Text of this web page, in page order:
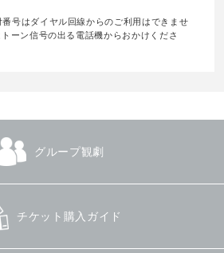
号はダイヤル回線からのご利用はできませ
ーン信号の出る電話機からおかけくださ
グループ観劇
チケット購入ガイド